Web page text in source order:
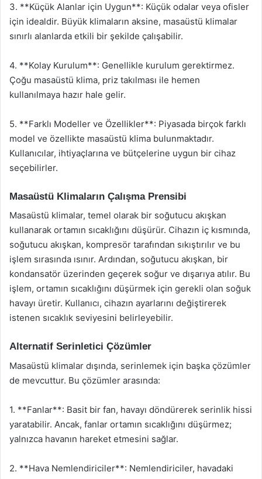
3. **Küçük Alanlar için Uygun**: Küçük odalar veya ofisler
için idealdir. Büyük klimaların aksine, masaüstü klimalar
sınırlı alanlarda etkili bir şekilde çalışabilir.
4. **Kolay Kurulum**: Genellikle kurulum gerektirmez.
Çoğu masaüstü klima, priz takılması ile hemen
kullanılmaya hazır hale gelir.
5. **Farklı Modeller ve Özellikler**: Piyasada birçok farklı
model ve özellikte masaüstü klima bulunmaktadır.
Kullanıcılar, ihtiyaçlarına ve bütçelerine uygun bir cihaz
seçebilirler.
Masaüstü Klimaların Çalışma Prensibi
Masaüstü klimalar, temel olarak bir soğutucu akışkan
kullanarak ortamın sıcaklığını düşürür. Cihazın iç kısmında,
soğutucu akışkan, kompresör tarafından sıkıştırılır ve bu
işlem sırasında ısınır. Ardından, soğutucu akışkan, bir
kondansatör üzerinden geçerek soğur ve dışarıya atılır. Bu
işlem, ortamın sıcaklığını düşürmek için gerekli olan soğuk
havayı üretir. Kullanıcı, cihazın ayarlarını değiştirerek
istenen sıcaklık seviyesini belirleyebilir.
Alternatif Serinletici Çözümler
Masaüstü klimalar dışında, serinlemek için başka çözümler
de mevcuttur. Bu çözümler arasında:
1. **Fanlar**: Basit bir fan, havayı döndürerek serinlik hissi
yaratabilir. Ancak, fanlar ortamın sıcaklığını düşürmez;
yalnızca havanın hareket etmesini sağlar.
2. **Hava Nemlendiriciler**: Nemlendiriciler, havadaki